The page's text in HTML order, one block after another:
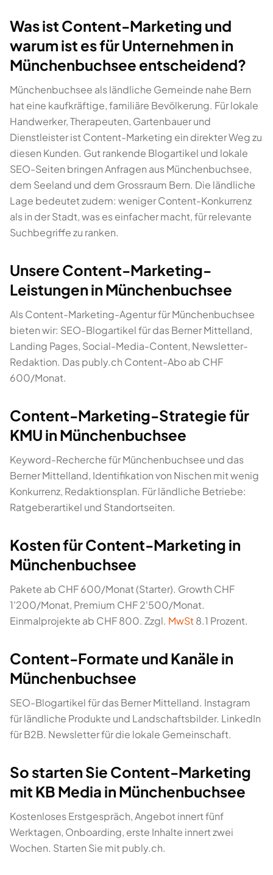
Was ist Content-Marketing und
warum ist es für Unternehmen in
Münchenbuchsee entscheidend?
Münchenbuchsee als ländliche Gemeinde nahe Bern
hat eine kaufkräftige, familiäre Bevölkerung. Für lokale
Handwerker, Therapeuten, Gartenbauer und
Dienstleister ist Content-Marketing ein direkter Weg zu
diesen Kunden. Gut rankende Blogartikel und lokale
SEO-Seiten bringen Anfragen aus Münchenbuchsee,
dem Seeland und dem Grossraum Bern. Die ländliche
Lage bedeutet zudem: weniger Content-Konkurrenz
als in der Stadt, was es einfacher macht, für relevante
Suchbegriffe zu ranken.
Unsere Content-Marketing-
Leistungen in Münchenbuchsee
Als Content-Marketing-Agentur für Münchenbuchsee
bieten wir: SEO-Blogartikel für das Berner Mittelland,
Landing Pages, Social-Media-Content, Newsletter-
Redaktion. Das publy.ch Content-Abo ab CHF
600/Monat.
Content-Marketing-Strategie für
KMU in Münchenbuchsee
Keyword-Recherche für Münchenbuchsee und das
Berner Mittelland, Identifikation von Nischen mit wenig
Konkurrenz, Redaktionsplan. Für ländliche Betriebe:
Ratgeberartikel und Standortseiten.
Kosten für Content-Marketing in
Münchenbuchsee
Pakete ab CHF 600/Monat (Starter). Growth CHF
1'200/Monat, Premium CHF 2'500/Monat.
Einmalprojekte ab CHF 800. Zzgl. MwSt8.1 Prozent.
Content-Formate und Kanäle in
Münchenbuchsee
SEO-Blogartikel für das Berner Mittelland. Instagram
für ländliche Produkte und Landschaftsbilder. LinkedIn
für B2B. Newsletter für die lokale Gemeinschaft.
So starten Sie Content-Marketing
mit KB Media in Münchenbuchsee
Kostenloses Erstgespräch, Angebot innert fünf
Werktagen, Onboarding, erste Inhalte innert zwei
Wochen. Starten Sie mit publy.ch.